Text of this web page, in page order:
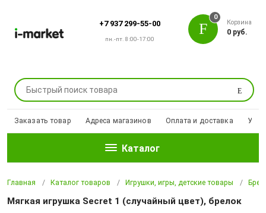
+7 937 299-55-00
пн.-пт. 8:00-17:00
Поиск
0
Корзина
0 руб.
Заказать товар Адреса магазинов Оплата и доставка
Каталог
Главная Каталог товаров Игрушки, игры, детские товары
Мягкая игрушка Secret 1 (случайный цвет), брелок